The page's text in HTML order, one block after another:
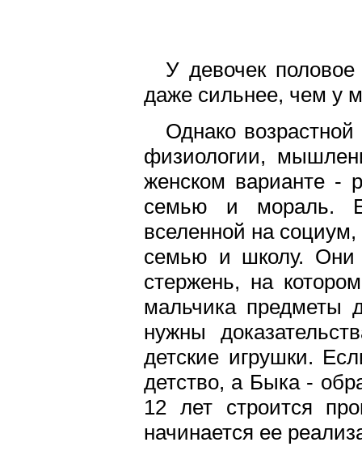
У девочек
даже сильнее, чем у
Однако возрастной
физиологии,
женском варианте -
семью и мораль.
вселенной на
семью и школу. Они
стержень, на
мальчика предметы
нужны
детские игрушки.
детство, а Быка -
12 лет строится
начинается ее